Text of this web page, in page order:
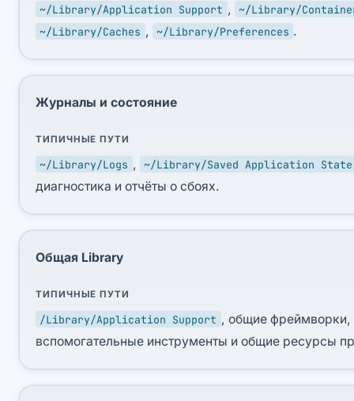
~/Library/Application Support ,
~/Library/
~/Library/Caches , ~/Library/Preferences .
Журналы и состояние
ТИПИЧНЫЕ ПУТИ
~/Library/Logs , ~/Library/Saved Application State
диагностика и отчёты о сбоях.
Общая Library
ТИПИЧНЫЕ ПУТИ
/Library/Application Support , общие фреймворки,
вспомогательные инструменты и общие ресурсы